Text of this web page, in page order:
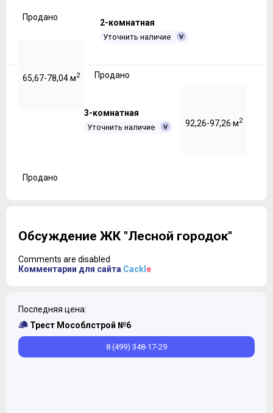
Продано
2-комнатная
Уточнить наличие
65,67-78,04 м2 Продано
3-комнатная
Уточнить наличие 92,26-97,26 м2
Продано
Обсуждение ЖК "Лесной городок"
Comments are disabled
Комментарии для сайта Cackl e
Последняя цена:
Трест Мособлстрой №6
8 (499) 348-17-29